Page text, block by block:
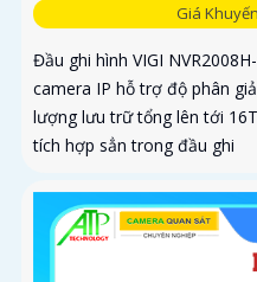
Giá
Đầu ghi hình VIGI
camera IP hỗ trợ độ phân
lượng lưu trữ tổng lên tới
tích hợp sẳn trong đầu ghi